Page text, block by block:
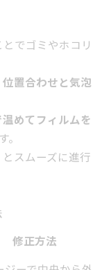
とでゴミやホコリ
置合わせと気泡
めてフィルムを
とスムーズに進行
修正方法